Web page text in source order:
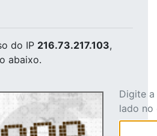
do IP 216.73.217.103,
abaixo.
Digite
lado no